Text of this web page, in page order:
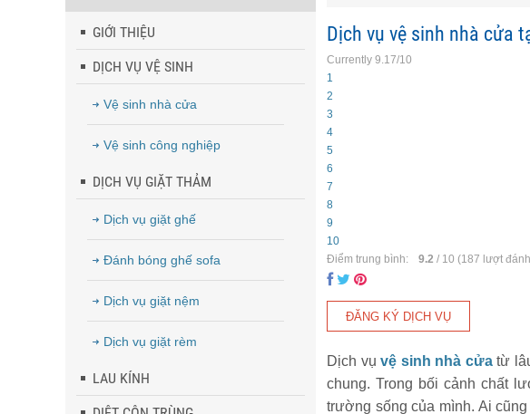
GIỚI THIỆU
DỊCH VỤ VỆ SINH
Vệ sinh nhà cửa
Vệ sinh công nghiệp
DỊCH VỤ GIẶT THẢM
Dịch vụ giặt ghế
Đánh bóng ghế sofa
Dịch vụ giặt nệm
Dịch vụ giặt rèm
LAU KÍNH
Dịch vụ vệ sinh nhà cửa
Currently 9.17/10
1
2
3
4
5
6
7
8
9
10
Điểm trung bình:
9.2 / 10 (187 lượt
Dịch vụ vệ sinh nhà cửatừ
chung. Trong bối cảnh chất
trường sống của mình. Ai